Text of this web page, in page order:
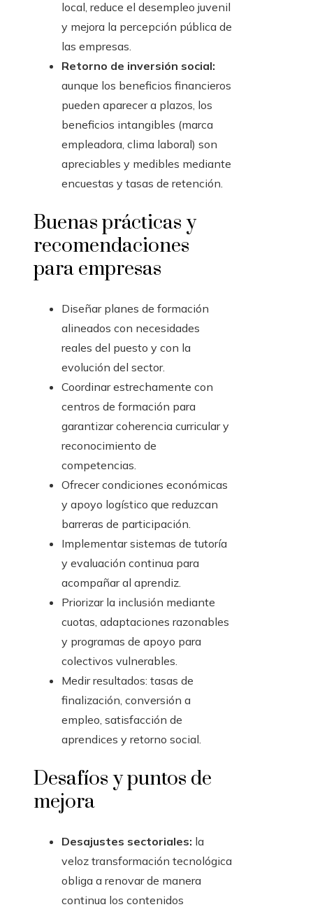
local, reduce el desempleo juvenil
y mejora la percepción pública de
las empresas.
Retorno de inversión social:
aunque los beneficios financieros
pueden aparecer a plazos, los
beneficios intangibles (marca
empleadora, clima laboral) son
apreciables y medibles mediante
encuestas y tasas de retención.
Buenas prácticas y
recomendaciones
para empresas
Diseñar planes de formación
alineados con necesidades
reales del puesto y con la
evolución del sector.
Coordinar estrechamente con
centros de formación para
garantizar coherencia curricular y
reconocimiento de
competencias.
Ofrecer condiciones económicas
y apoyo logístico que reduzcan
barreras de participación.
Implementar sistemas de tutoría
y evaluación continua para
acompañar al aprendiz.
Priorizar la inclusión mediante
cuotas, adaptaciones razonables
y programas de apoyo para
colectivos vulnerables.
Medir resultados: tasas de
finalización, conversión a
empleo, satisfacción de
aprendices y retorno social.
Desafíos y puntos de
mejora
Desajustes sectoriales: la
veloz transformación tecnológica
obliga a renovar de manera
continua los contenidos